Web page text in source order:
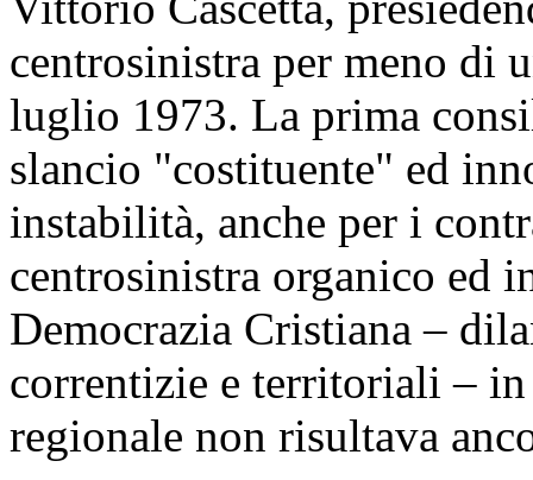
centrosinistra per meno di
luglio 1973. La prima
slancio "costituente" ed
instabilità, anche per i
centrosinistra organico ed
Democrazia Cristiana –
correntizie e territoriali –
regionale non risultava